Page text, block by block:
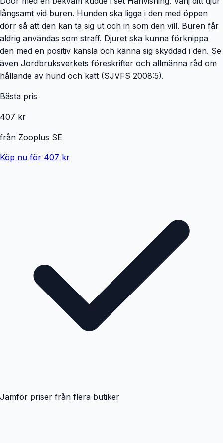
långsamt vid buren. Hunden ska ligga i den med öppen
dörr så att den kan ta sig ut och in som den vill. Buren får
aldrig användas som straff. Djuret ska kunna förknippa
den med en positiv känsla och känna sig skyddad i den. Se
även Jordbruksverkets föreskrifter och allmänna råd om
hållande av hund och katt (SJVFS 2008:5).
Bästa pris
407 kr
från Zooplus SE
Köp nu för 407 kr
Jämför priser från flera butiker